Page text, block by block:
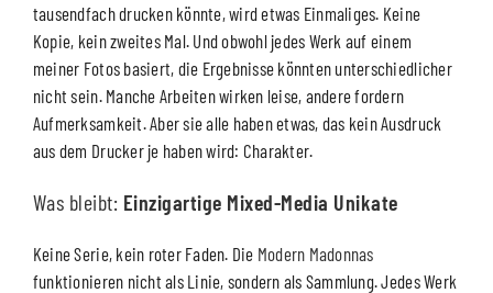
tausendfach drucken könnte, wird etwas Einmaliges. Keine
Kopie, kein zweites Mal. Und obwohl jedes Werk auf einem
meiner Fotos basiert, die Ergebnisse könnten unterschiedlicher
nicht sein. Manche Arbeiten wirken leise, andere fordern
Aufmerksamkeit. Aber sie alle haben etwas, das kein Ausdruck
aus dem Drucker je haben wird: Charakter.
Was bleibt: Einzigartige Mixed-Media Unikate
Keine Serie, kein roter Faden. Die Modern Madonnas
funktionieren nicht als Linie, sondern als Sammlung. Jedes Werk